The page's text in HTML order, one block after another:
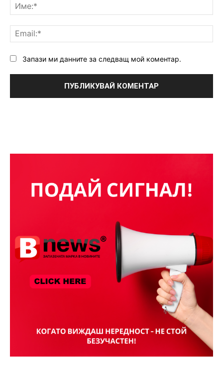
Запази ми данните за следващ мой коментар.